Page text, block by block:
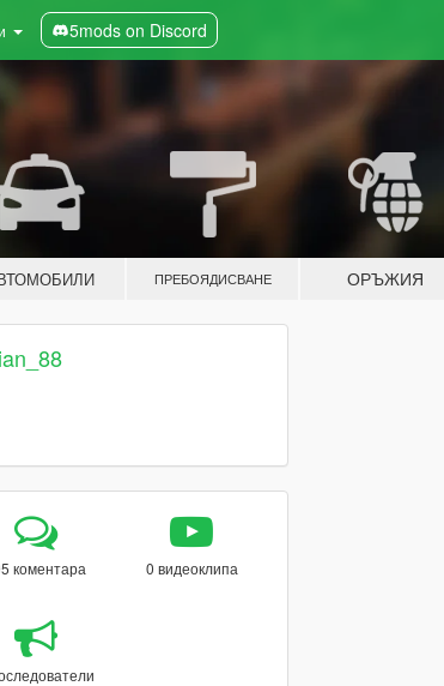
5mods on Discord
ПРЕБОЯДИСВАНЕ ОРЪЖИЯ
коментара 0 видеоклипа